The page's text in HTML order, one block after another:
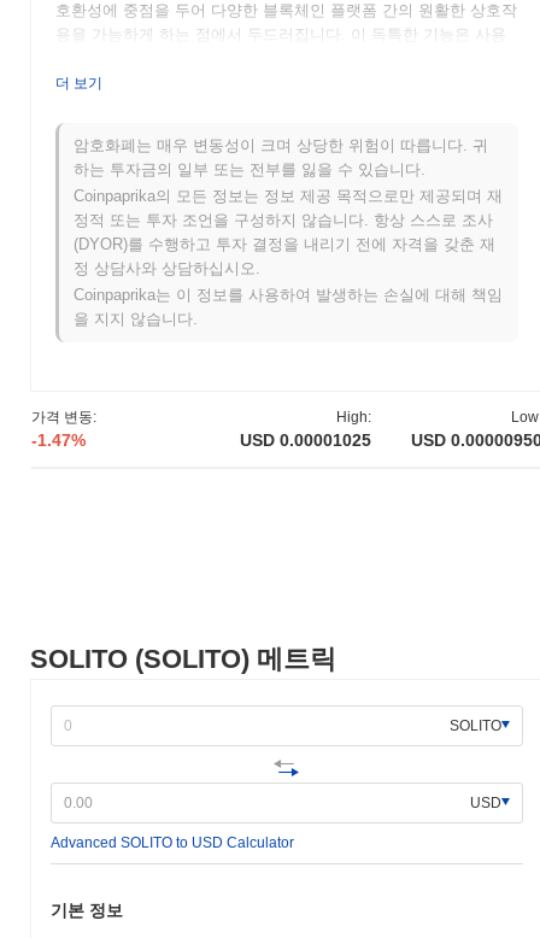
SOLITO (SOLITO) 메트릭
SOLITO
USD
Advanced SOLITO to USD Calculator
기본 정보
가격 변동:
-1.47%
High:
USD 0.00001025 USD
호환성에 중점을 두어 다양한 블록체인 플랫폼 간의 원활한 상호작
용을 가능하게 하는 점에서 두드러집니다. 이 독특한 기능은 사용
것을 목표로 하여 DeFi 분야에서 중요한 플레이어로 자리 잡고 있
SOLITO는 언제 어떻게 시작되었나요?
SOLITO는 2021년 3월에 창립 팀이 프로젝트의 비전과 기술적 프
레임워크를 설명하는 백서를 발표하면서 시작되었습니다. 이후
2021년 6월에 테스트넷을 출시하여 개발자와 초기 사용자들이 플
랫폼의 기능을 실험할 수 있도록 했습니다. 2021년 9월에는 메인넷
분산 애플리케이션과 스마트 계약을 지원하는 확장 가능하고 효율
적인 블록체인 생태계 구축에 중점을 두었습니다. 토큰의 초기 분
커뮤니티 참여를 위한 기반을 마련했습니다.
랫폼 통합을 촉진하고 생태계를 넓히는 데 기여할 것입니다. 이러
한 이정표는 SOLITO의 시장 내 입지를 강화하고 사용자에게 유용
은 프로젝트의 공식 커뮤니케이션 채널과 로드맵 업데이트를 통해
모니터링될 것입니다.
SOLITO의 차별점은 무엇인가요?
SOLITO는 샤딩을 통합한 혁신적인 Layer 1 아키텍처를 통해 차별
화됩니다. 이 설계는 거래의 병렬 처리를 가능하게 하여 지연 시간
지분 증명과 데이터 가용성에 대한 새로운 접근 방식을 결합한 독
특한 합의 메커니즘을 사용하여 거래의 보안과 신속한 최종성을 보
더 보기
암호화폐는 매우 변동성이 크며 상당한 위험이 따릅니다. 귀
하는 투자금의 일부 또는 전부를 잃을 수 있습니다.
Coinpaprika의 모든 정보는 정보 제공 목적으로만 제공되며 재
정적 또는 투자 조언을 구성하지 않습니다. 항상 스스로 조사
(DYOR)를 수행하고 투자 결정을 내리기 전에 자격을 갖춘 재
정 상담사와 상담하십시오.
Coinpaprika는 이 정보를 사용하여 발생하는 손실에 대해 책임
을 지지 않습니다.